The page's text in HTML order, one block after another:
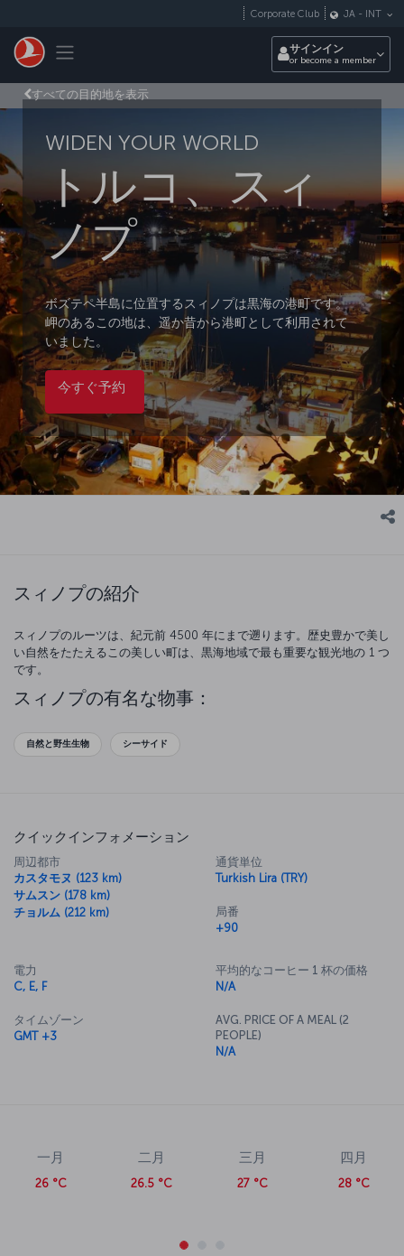
Toggle navigation
Corporate Club JA - INT
サインイン
or become a member
すべての目的地を表示
WIDEN YOUR WORLD
トルコ、スィ
ノプ
ボズテペ半島に位置するスィノプは黒海の港町です。
岬のあるこの地は、遥か昔から港町として利用されて
いました。
今すぐ予約
スィノプの紹介
スィノプのルーツは、紀元前 4500 年にまで遡ります。歴史豊かで美し
い自然をたたえるこの美しい町は、黒海地域で最も重要な観光地の 1 つ
です。
スィノプの有名な物事：
自然と野生生物 シーサイド
クイックインフォメーション
周辺都市
カスタモヌ (123 km)
サムスン (178 km)
チョルム (212 km)
通貨単位
Turkish Lira (TRY)
局番
+90
電力
C, E, F
タイムゾーン
GMT +3
平均的なコーヒー 1 杯の価格
N/A
AVG. PRICE OF A MEAL (2
PEOPLE)
N/A
一月
26 °C
二月
26.5 °C
三月
27 °C
四月
28 °C